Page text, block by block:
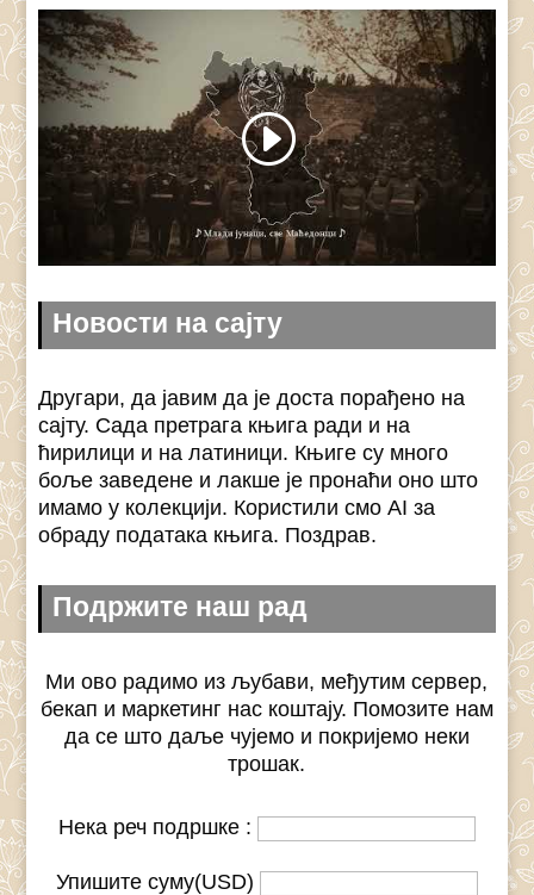
Новости на сајту
Другари, да јавим да је доста порађено на
сајту. Сада претрага књига ради и на
ћирилици и на латиници. Књиге су много
боље заведене и лакше је пронаћи оно што
имамо у колекцији. Користили смо AI за
обраду података књига. Поздрав.
Подржите наш рад
Ми ово радимо из љубави, међутим сервер,
бекап и маркетинг нас коштају. Помозите нам
да се што даље чујемо и покријемо неки
трошак.
Нека реч подршке :
Упишите суму(USD)